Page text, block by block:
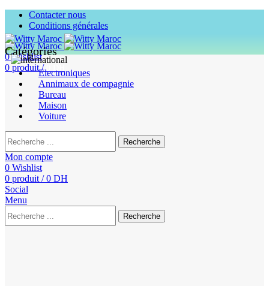
Contacter nous
Conditions générales
0Wishlist
0produit / DH
Catégories
Electroniques
Annimaux de compagnie
Bureau
Maison
Voiture
Recherche
Mon compte
0 Wishlist
0 produit / 0 DH
Social
Menu
Recherche